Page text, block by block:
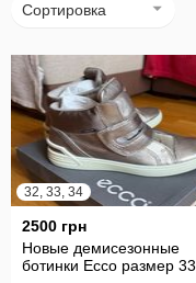
Сортировка
32, 33, 34
2500 грн
Новые демисезонные
ботинки Ecco размер 33